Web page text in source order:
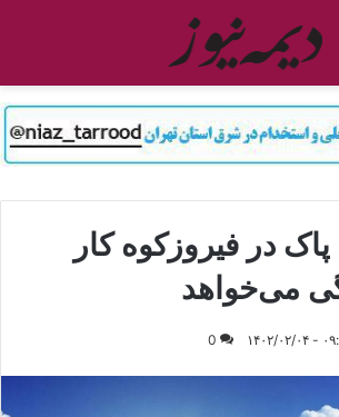
در فیروزکوه کار
می‌خواهد
۰۲/۰۴ 0